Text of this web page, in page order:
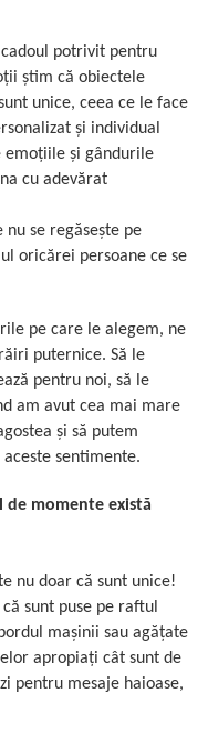
potrivit pentru
știm că obiectele
unice, ceea ce le face
și individual
emoțiile și gândurile
cu adevărat
se regăsește pe
oricărei persoane ce se
pe care le alegem, ne
puternice. Să le
pentru noi, să le
am avut cea mai mare
și să putem
sentimente.
de momente există
doar că sunt unice!
sunt puse pe raftul
mașinii sau agățate
apropiați cât sunt de
pentru mesaje haioase,